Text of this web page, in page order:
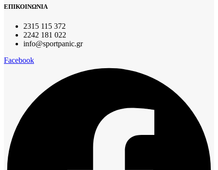
ΕΠΙΚΟΙΝΩΝΙΑ
2315 115 372
2242 181 022
info@sportpanic.gr
Facebook